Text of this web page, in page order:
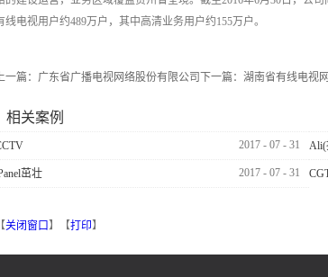
线电视用户约489万户，其中高清业务用户约155万户。
一篇： 广东省广播电视网络股份有限公司 下一篇：湖南省有线电视
相关案例
2017 -07 -31 Ali(
茁壮 2017 -07 -31
关闭窗口 】【打印】